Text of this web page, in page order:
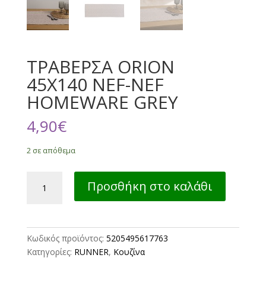
ΤΡΑΒΕΡΣΑ ORION
45Χ140 NEF-NEF
HOMEWARE GREY
4,90€
2 σε απόθεμα
ORION
NEF
HOMEWARE
GREY
Προσθήκη στο καλάθι
Κωδικός προϊόντος: 5205495617763
Κατηγορίες: RUNNER, Κουζίνα